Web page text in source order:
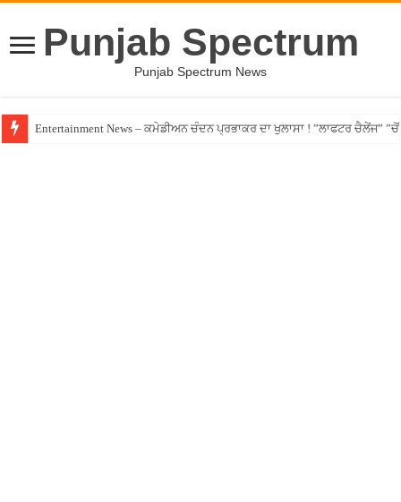
Punjab Spectrum
Punjab Spectrum News
Entertainment News – ਕਮੇਡੀਅਨ ਚੰਦਨ ਪ੍ਰਭਾਕਰ ਦਾ ਖੁਲਾਸਾ ! ”ਲਾਫਟਰ ਚੈਲੇਂਜ”